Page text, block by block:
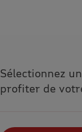
Sélectionnez
profiter de